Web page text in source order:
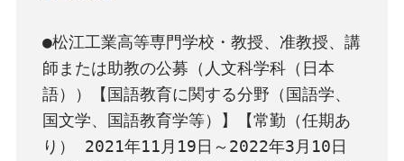
●松江工業高等専門学校・教授、准教授、講
師または助教の公募（人文科学科（日本
語））【国語教育に関する分野（国語学、
国文学、国語教育学等）】【常勤（任期あ
り） 2021年11月19日～2022年3月10日